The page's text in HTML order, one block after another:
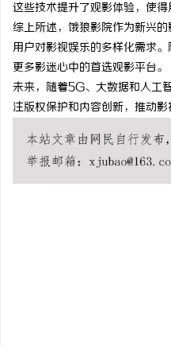
这些技术提升了观影体验，使得
综上所述，饿狼影院作为新兴
用户对影视娱乐的多样化需求
更多影迷心中的首选观影平台。
未来，随着5G、大数据和人工
注版权保护和内容创新，推动影